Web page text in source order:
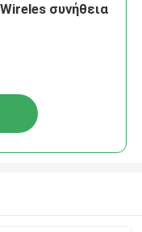
συνήθεια